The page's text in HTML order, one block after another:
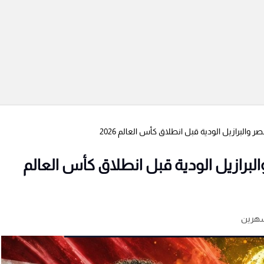
الودية قبل انطلاق كأس العالم 2026
الودية قبل انطلاق كأس العالم